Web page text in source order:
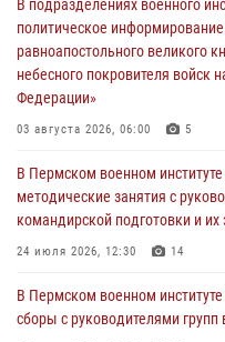
В подразделениях военного
политическое
равноапостольного великого
небесного покровителя войск
Федерации»
03 августа 2026, 06:00 5
В Пермском военном
методические занятия с
командирской подготовки и их
24 июля 2026, 12:30 14
В Пермском военном
сборы с руководителями групп